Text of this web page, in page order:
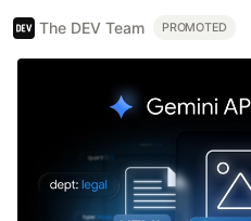
The DEV Team PROMOTED